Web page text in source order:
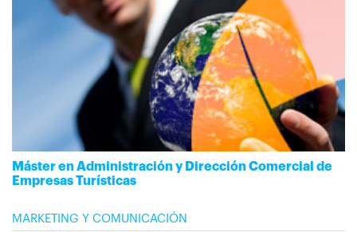
Máster en Administración y Dirección Comercial de
Empresas Turísticas
MARKETING Y COMUNICACIÓN